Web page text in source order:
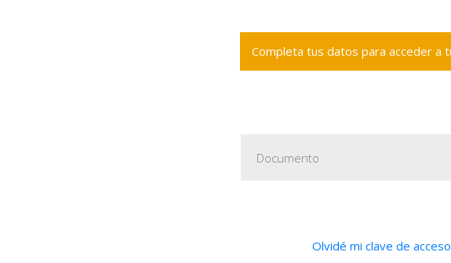
Completa tus datos para acceder a
Olvidé mi clave de acceso